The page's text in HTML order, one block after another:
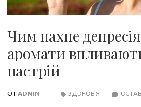
Чим пахне
аромати
настрій
ОТ ADMIN ЗДОРОВ'Я